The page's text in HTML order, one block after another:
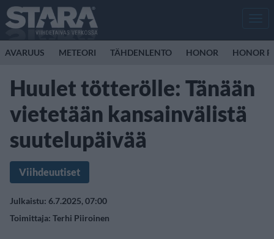
AVARUUS METEORI TÄHDENLENTO HONOR HONOR
Huulet tötterölle: Tänään
vietetään kansainvälistä
suutelupäivää
Viihdeuutiset
Julkaistu: 6.7.2025, 07:00
Toimittaja: Terhi Piiroinen